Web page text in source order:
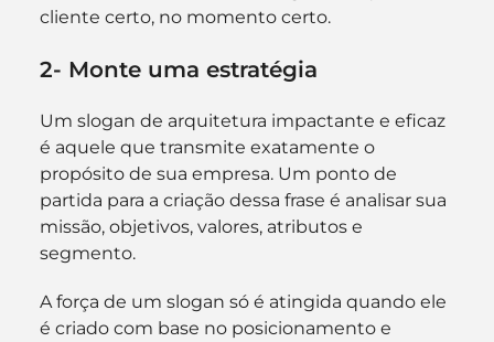
cliente certo, no momento certo.
2- Monte uma estratégia
Um slogan de arquitetura impactante e eficaz
é aquele que transmite exatamente o
propósito de sua empresa. Um ponto de
partida para a criação dessa frase é analisar sua
missão, objetivos, valores, atributos e
segmento.
A força de um slogan só é atingida quando ele
é criado com base no posicionamento e